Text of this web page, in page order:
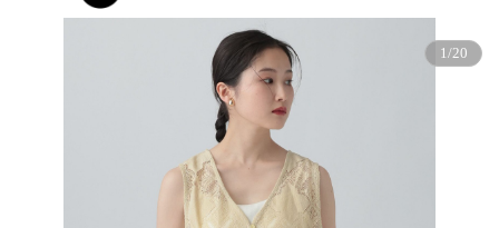
1/20